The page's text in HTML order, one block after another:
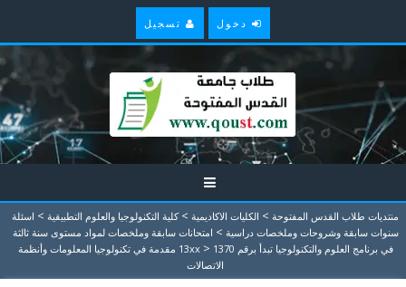
دخول تسجيل
منتديات طلاب القدس المفتوحة > الكليات الاكاديمية > كلية التكنولوجيا والعلوم التطبيقية > اسئلة
سنوات سابقة وشروحات وملخصات دراسية > امتحانات سابقة وملخصات لمواد مستوى سنة ثالثة
في برنامج العلوم والتكنولوجيا تبدأ برقم 13xx
>
1370 مقدمة في تكنولوجيا المعلومات وأنظمة
الاتصالات